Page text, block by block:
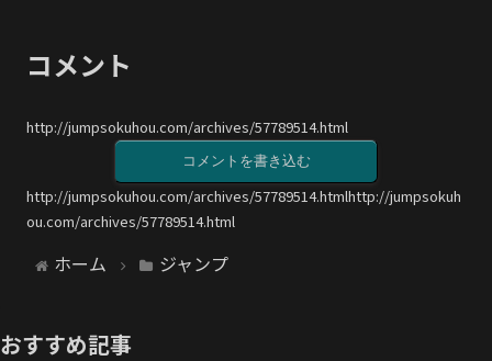
コメント
http://jumpsokuhou.com/archives/57789514.html
コメントを書き込む
http://jumpsokuhou.com/archives/57789514.htmlhttp://jumpsokuh
ou.com/archives/57789514.html
ホーム ジャンプ
おすすめ記事